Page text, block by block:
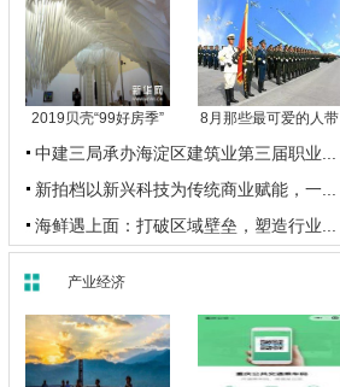
2019贝壳“99好房季” 8月那些最可爱的人带
中建三局承办海淀区建筑业第三届职业...
新拍档以新兴科技为传统商业赋能，一...
海鲜遇上面：打破区域壁垒，塑造行业...
产业经济